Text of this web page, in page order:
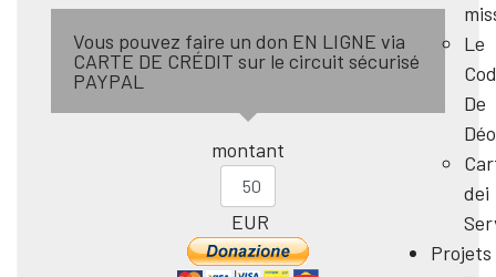
Le
De
dei
Projets
Vous pouvez faire un don EN LIGNE via
CARTE DE CRÉDIT sur le circuit sécurisé
PAYPAL
montant
EUR